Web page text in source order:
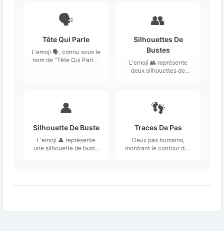
🗣️
Tête Qui Parle
L'emoji 🗣️, connu sous le
nom de "Tête Qui Parle",
👥
Silhouettes De
Bustes
L'emoji 👥 représente
deux silhouettes de
sans détails spécifiques
comme des traits du
👤
Silhouette De Buste
L'emoji 👤 représente
une silhouette de buste
👣
Traces De Pas
Deux pas humains,
montrant le contour des